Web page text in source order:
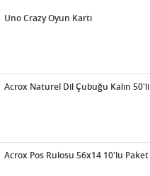
Uno Crazy Oyun Kartı
Acrox Naturel Dil Çubuğu Kalın 50'li
Acrox Pos Rulosu 56x14 10'lu Paket